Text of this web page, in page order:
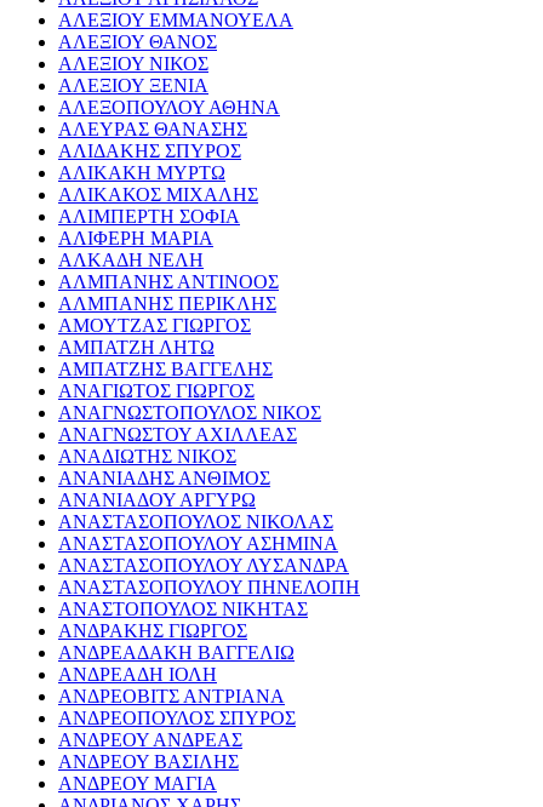
ΑΛΕΞΙΟΥ ΕΜΜΑΝΟΥΕΛΑ
ΑΛΕΞΙΟΥ ΘΑΝΟΣ
ΑΛΕΞΙΟΥ ΝΙΚΟΣ
ΑΛΕΞΙΟΥ ΞΕΝΙΑ
ΑΛΕΞΟΠΟΥΛΟΥ ΑΘΗΝΑ
ΑΛΕΥΡΑΣ ΘΑΝΑΣΗΣ
ΑΛΙΔΑΚΗΣ ΣΠΥΡΟΣ
ΑΛΙΚΑΚΗ ΜΥΡΤΩ
ΑΛΙΚΑΚΟΣ ΜΙΧΑΛΗΣ
ΑΛΙΜΠΕΡΤΗ ΣΟΦΙΑ
ΑΛΙΦΕΡΗ ΜΑΡΙΑ
ΑΛΚΑΔΗ ΝΕΛΗ
ΑΛΜΠΑΝΗΣ ΑΝΤΙΝΟΟΣ
ΑΛΜΠΑΝΗΣ ΠΕΡΙΚΛΗΣ
ΑΜΟΥΤΖΑΣ ΓΙΩΡΓΟΣ
ΑΜΠΑΤΖΗ ΛΗΤΩ
ΑΜΠΑΤΖΗΣ ΒΑΓΓΕΛΗΣ
ΑΝΑΓΙΩΤΟΣ ΓΙΩΡΓΟΣ
ΑΝΑΓΝΩΣΤΟΠΟΥΛΟΣ ΝΙΚΟΣ
ΑΝΑΓΝΩΣΤΟΥ ΑΧΙΛΛΕΑΣ
ΑΝΑΔΙΩΤΗΣ ΝΙΚΟΣ
ΑΝΑΝΙΑΔΗΣ ΑΝΘΙΜΟΣ
ΑΝΑΝΙΑΔΟΥ ΑΡΓΥΡΩ
ΑΝΑΣΤΑΣΟΠΟΥΛΟΣ ΝΙΚΟΛΑΣ
ΑΝΑΣΤΑΣΟΠΟΥΛΟΥ ΑΣΗΜΙΝΑ
ΑΝΑΣΤΑΣΟΠΟΥΛΟΥ ΛΥΣΑΝΔΡΑ
ΑΝΑΣΤΑΣΟΠΟΥΛΟΥ ΠΗΝΕΛΟΠΗ
ΑΝΑΣΤΟΠΟΥΛΟΣ ΝΙΚΗΤΑΣ
ΑΝΔΡΑΚΗΣ ΓΙΩΡΓΟΣ
ΑΝΔΡΕΑΔΑΚΗ ΒΑΓΓΕΛΙΩ
ΑΝΔΡΕΑΔΗ ΙΟΛΗ
ΑΝΔΡΕΟΒΙΤΣ ΑΝΤΡΙΑΝΑ
ΑΝΔΡΕΟΠΟΥΛΟΣ ΣΠΥΡΟΣ
ΑΝΔΡΕΟΥ ΑΝΔΡΕΑΣ
ΑΝΔΡΕΟΥ ΒΑΣΙΛΗΣ
ΑΝΔΡΕΟΥ ΜΑΓΙΑ